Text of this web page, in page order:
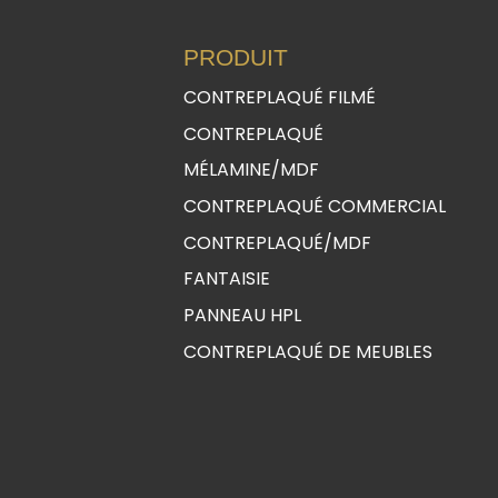
PRODUIT
CONTREPLAQUÉ FILMÉ
CONTREPLAQUÉ
MÉLAMINE/MDF
CONTREPLAQUÉ COMMERCIAL
CONTREPLAQUÉ/MDF
FANTAISIE
PANNEAU HPL
CONTREPLAQUÉ DE MEUBLES